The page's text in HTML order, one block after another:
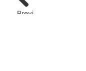
Previ